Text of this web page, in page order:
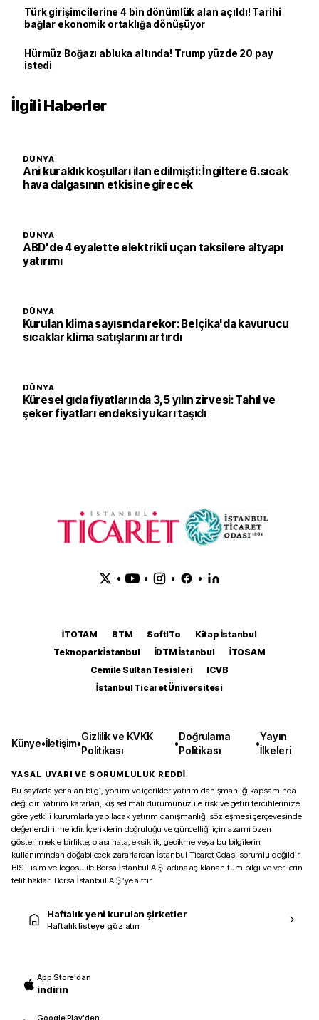
Türk girişimcilerine 4 bin dönümlük alan açıldı! Tarihi
bağlar ekonomik ortaklığa dönüşüyor
Hürmüz Boğazı abluka altında! Trump yüzde 20 pay
istedi
İlgili Haberler
DÜNYA
Ani kuraklık koşulları ilan edilmişti: İngiltere 6.sıcak
hava dalgasının etkisine girecek
DÜNYA
ABD'de 4 eyalette elektrikli uçan taksilere altyapı
yatırımı
DÜNYA
Kurulan klima sayısında rekor: Belçika'da kavurucu
sıcaklar klima satışlarını artırdı
DÜNYA
Küresel gıda fiyatlarında 3,5 yılın zirvesi: Tahıl ve
şeker fiyatları endeksi yukarı taşıdı
• • • •
İTOTAM BTM SoftITo
Kitap İstanbul
Teknopark İstanbul
İDTM İstanbul
İTOSAM
Cemile Sultan Tesisleri
ICVB
İstanbul Ticaret Üniversitesi
Künye•İletişim•
Gizlilik ve KVKK
Politikası
•
Doğrulama
Politikası
•
Yayın
İlkeleri
YASAL UYARI VE SORUMLULUK REDDİ
Bu sayfada yer alan bilgi, yorum ve içerikler yatırım danışmanlığı kapsamında
değildir. Yatırım kararları, kişisel mali durumunuz ile risk ve getiri tercihlerinize
göre yetkili kurumlarla yapılacak yatırım danışmanlığı sözleşmesi çerçevesinde
değerlendirilmelidir. İçeriklerin doğruluğu ve güncelliği için azami özen
gösterilmekle birlikte, olası hata, eksiklik, gecikme veya bu bilgilerin
kullanımından doğabilecek zararlardan İstanbul Ticaret Odası sorumlu değildir.
BIST isim ve logosu ile Borsa İstanbul A.Ş. adına açıklanan tüm bilgi ve verilerin
telif hakları Borsa İstanbul A.Ş.’ye aittir.
Haftalık yeni kurulan şirketler
Haftalık listeye göz atın
App Store'dan
indirin
Google Play'den